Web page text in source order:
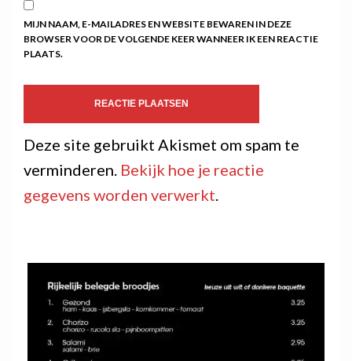
MIJN NAAM, E-MAILADRES EN WEBSITE BEWAREN IN DEZE
BROWSER VOOR DE VOLGENDE KEER WANNEER IK EEN REACTIE
PLAATS.
Deze site gebruikt Akismet om spam te
verminderen. Bekijk hoe je reactie
gegevens worden verwerkt.